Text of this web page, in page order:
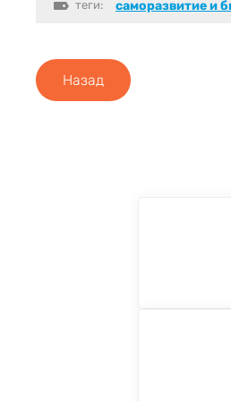
теги: саморазвитие и
Назад